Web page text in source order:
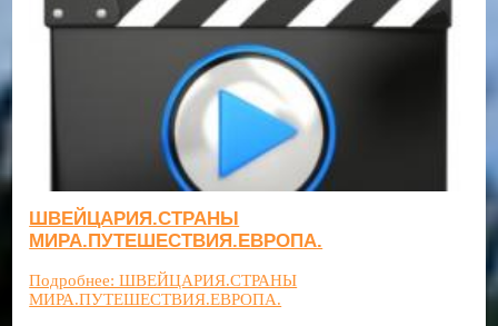
ШВЕЙЦАРИЯ.СТРАНЫ
МИРА.ПУТЕШЕСТВИЯ.ЕВРОПА.
Подробнее: ШВЕЙЦАРИЯ.СТРАНЫ
МИРА.ПУТЕШЕСТВИЯ.ЕВРОПА.